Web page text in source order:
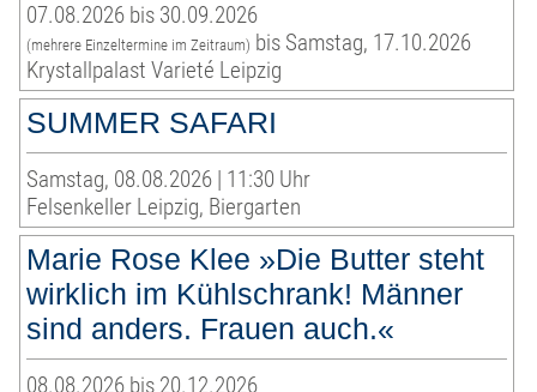
07.08.2026 bis 30.09.2026
(mehrere Einzeltermine im Zeitraum) bis Samstag, 17.10.2026
Krystallpalast Varieté Leipzig
SUMMER SAFARI
Samstag, 08.08.2026 | 11:30 Uhr
Felsenkeller Leipzig, Biergarten
Marie Rose Klee »Die Butter steht
wirklich im Kühlschrank! Männer
sind anders. Frauen auch.«
08.08.2026 bis 20.12.2026